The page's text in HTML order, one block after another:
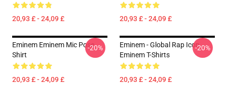
20,93 £ - 24,09 £ 20,93 £ - 24,09 £
Eminem Eminem Mic Pose
Shirt
20,93 £ - 24,09 £
-20%
Eminem - Global Rap Icon
Eminem T-Shirts
20,93 £ - 24,09 £
-20%